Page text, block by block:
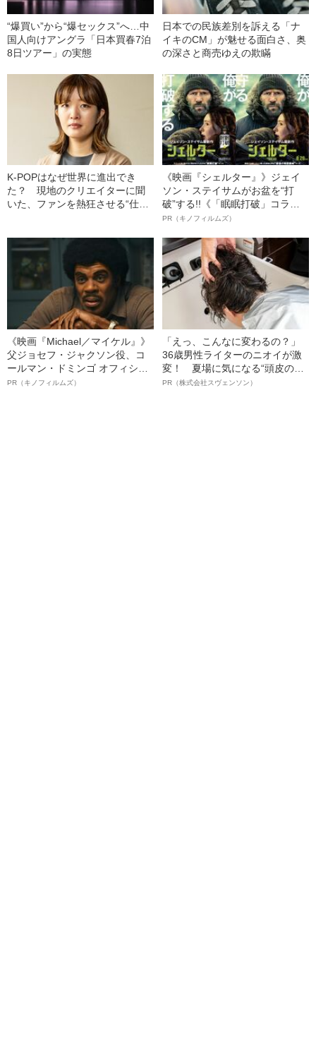
“爆買い”から“爆セックス”へ…中
国人向けアングラ「日本買春7泊
8日ツアー」の実態
日本での民族差別を訴える「ナ
イキのCM」が魅せる面白さ、奥
の深さと商売ゆえの欺瞞
K‐POPはなぜ世界に進出でき
た？ 現地のクリエイターに聞
いた、ファンを熱狂させる“仕掛
《映画『シェルター』》ジェイ
ソン・ステイサムがお盆を“打
破”する!!《「眠眠打破」コラ
ボ》
PR（キノフィルムズ）
《映画『Michael／マイケル』》
父ジョセフ・ジャクソン役、コ
ールマン・ドミンゴ オフィシャ
ルインタビュー“観客を魅了した
PR（キノフィルムズ）
「えっ、こんなに変わるの？」
36歳男性ライターのニオイが激
変！ 夏場に気になる“頭皮のニ
オイ”や“ベタつき”を解消す
PR（株式会社スヴェンソン）